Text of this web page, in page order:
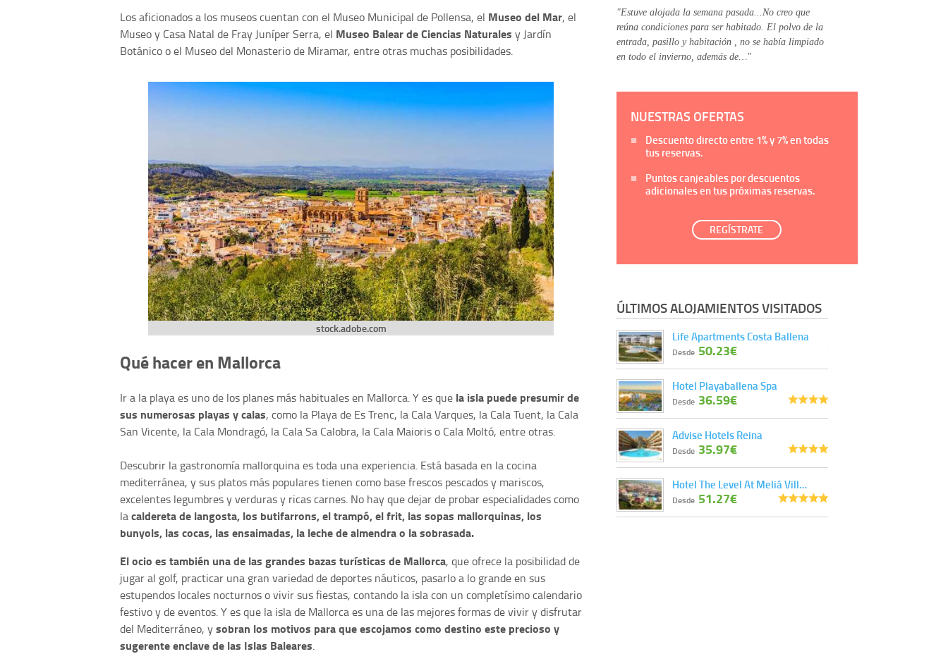
Los aficionados a los museos cuentan con el Museo Municipal de Pollensa, el Museo del Mar, el
Museo y Casa Natal de Fray Juníper Serra, el Museo Balear de Ciencias Naturales y Jardín
Botánico o el Museo del Monasterio de Miramar, entre otras muchas posibilidades.
stock.adobe.com
Qué hacer en Mallorca
Ir a la playa es uno de los planes más habituales en Mallorca. Y es que la isla puede presumir de
sus numerosas playas y calas, como la Playa de Es Trenc, la Cala Varques, la Cala Tuent, la Cala
San Vicente, la Cala Mondragó, la Cala Sa Calobra, la Cala Maioris o Cala Moltó, entre otras.
Descubrir la gastronomía mallorquina es toda una experiencia. Está basada en la cocina
mediterránea, y sus platos más populares tienen como base frescos pescados y mariscos,
excelentes legumbres y verduras y ricas carnes. No hay que dejar de probar especialidades como
lacaldereta de langosta, los butifarrons, el trampó, el frit, las sopas mallorquinas, los
bunyols, las cocas, las ensaimadas, la leche de almendra o la sobrasada.
El ocio es también una de las grandes bazas turísticas de Mallorca, que ofrece la posibilidad de
jugar al golf, practicar una gran variedad de deportes náuticos, pasarlo a lo grande en sus
estupendos locales nocturnos o vivir sus fiestas, contando la isla con un completísimo calendario
festivo y de eventos. Y es que la isla de Mallorca es una de las mejores formas de vivir y disfrutar
del Mediterráneo, ysobran los motivos para que escojamos como destino este precioso y
sugerente enclave de las Islas Baleares.
"Estuve alojada la semana pasada...No creo que
reúna condiciones para ser habitado. El polvo de la
entrada, pasillo y habitación , no se había limpiado
en todo el invierno, además de…"
NUESTRAS OFERTAS
Descuento directo entre 1%y7%en todas
tus reservas.
Puntos canjeables por descuentos
adicionales en tus próximas reservas.
REGÍSTRATE
ÚLTIMOS ALOJAMIENTOS VISITADOS
Life Apartments Costa Ballena
Desde 50.23€
Hotel Playaballena Spa
Desde 36.59€
Advise Hotels Reina
Desde 35.97€
Hotel The Level At Meliá Vill…
Desde 51.27€